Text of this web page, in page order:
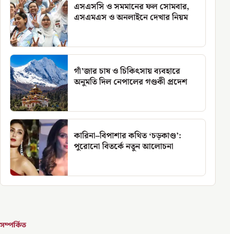
এসএসসি ও সমমানের ফল সোমবার,
এসএমএস ও অনলাইনে দেখার নিয়ম
গাঁ’জার চাষ ও চিকিৎসায় ব্যবহারে
অনুমতি দিল নেপালের গণ্ডকী প্রদেশ
কারিনা–বিপাশার কথিত ‘চড়কাণ্ড’:
পুরোনো বিতর্কে নতুন আলোচনা
সম্পর্কিত